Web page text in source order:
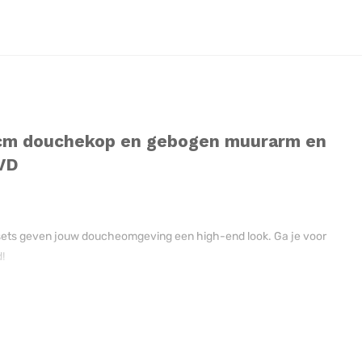
douchekop en gebogen muurarm en
geven jouw doucheomgeving een high-end look. Ga je voor
elkaar worden bedient.